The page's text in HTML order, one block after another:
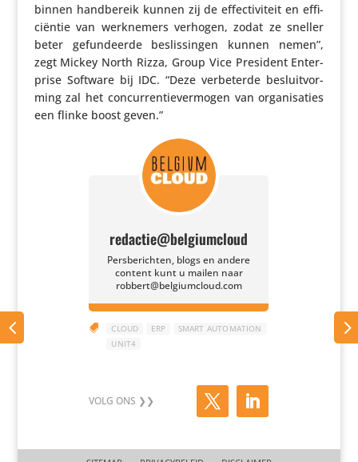
binnen hand­be­reik kunnen zij de effec­ti­vi­teit en effi­
ci­ëntie van werk­ne­mers verhogen, zodat ze sneller
beter gefun­deerde beslis­singen kunnen nemen”,
zegt Mickey North Rizza, Group Vice President Enter­
prise Software bij IDC. “Deze verbe­terde besluit­vor­
ming zal het concur­ren­tie­ver­mogen van orga­ni­sa­ties
een flinke boost geven.”
redactie@belgiumcloud
Persberichten, blogs en andere
content kunt u mailen naar
robbert@belgiumcloud.com
 CLOUD ERP
SMART AUTOMATION
UNIT4